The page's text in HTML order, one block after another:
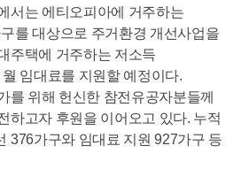
서는 에티오피아에 거주하는
를 대상으로 주거환경 개선사업을
주택에 거주하는 저소득
임대료를 지원할 예정이다.
를 위해 헌신한 참전유공자분들께
하고자 후원을 이어오고 있다. 누적
376가구와 임대료 지원 927가구 등